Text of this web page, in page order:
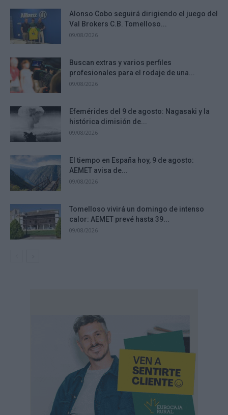
Alonso Cobo seguirá dirigiendo el juego del
Val Brokers C.B. Tomelloso...
09/08/2026
Buscan extras y varios perfiles
profesionales para el rodaje de una...
09/08/2026
Efemérides del 9 de agosto: Nagasaki y la
histórica dimisión de...
09/08/2026
El tiempo en España hoy, 9 de agosto:
AEMET avisa de...
09/08/2026
Tomelloso vivirá un domingo de intenso
calor: AEMET prevé hasta 39...
09/08/2026